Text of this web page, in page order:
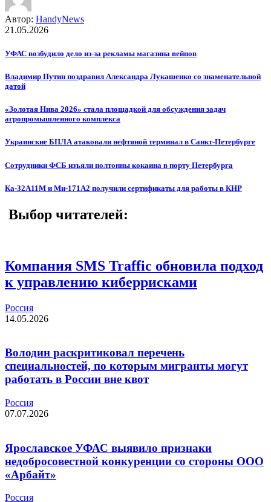
Автор: HandyNews
21.05.2026
УФАС возбудило дело из-за рекламы магазина вейпов
Владимир Путин поздравил Александра Лукашенко со знаменательной
датой
«Золотая Нива 2026» стала площадкой для обсуждения задач
агропромышленного комплекса
Украинские БПЛА атаковали нефтяной терминал в Санкт-Петербурге
Сотрудники ФСБ изъяли полтонны кокаина в порту Петербурга
Ка-32А11М и Ми-171А2 получили сертификаты для работы в КНР
Выбор читателей:
Компания SMS Traffic обновила подход
к управлению киберрисками
Россия
14.05.2026
Володин раскритиковал перечень
специальностей, по которым мигранты могут
работать в России вне квот
Россия
07.07.2026
Ярославское УФАС выявило признаки
недобросовестной конкуренции со стороны ООО
«Арбайт»
Россия